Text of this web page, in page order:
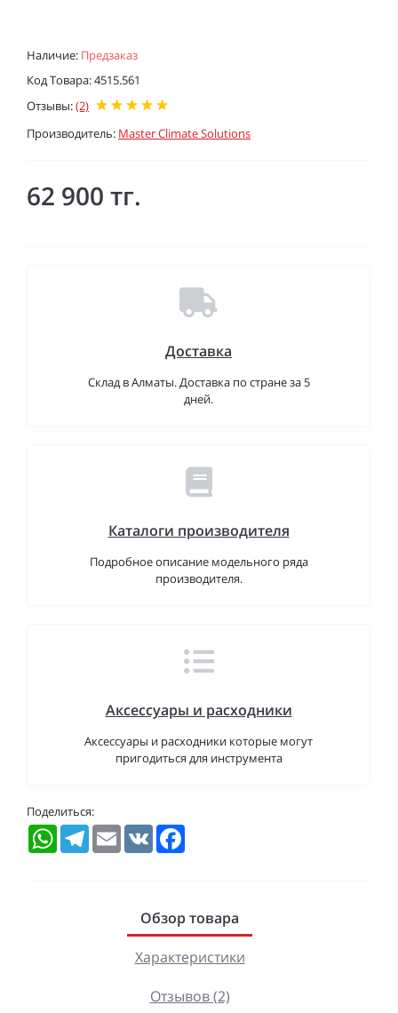
Наличие: Предзаказ
Код Товара: 4515.561
Отзывы:(2)
Производитель: Master Climate Solutions
62 900 тг.
Доставка
Склад в Алматы. Доставка по стране за 5
дней.
Каталоги производителя
Подробное описание модельного ряда
производителя.
Аксессуары и расходники
Аксессуары и расходники которые могут
пригодиться для инструмента
Поделиться:
WhatsAppTelegramEmail VK
Обзор товара
Характеристики
Отзывов (2)